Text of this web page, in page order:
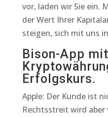
vor, laden wir Sie ein.
der Wert Ihrer
steigen, sich mit uns
Bison-App mit
Erfolgskurs.
Apple: Der Kunde ist
Rechtsstreit wird